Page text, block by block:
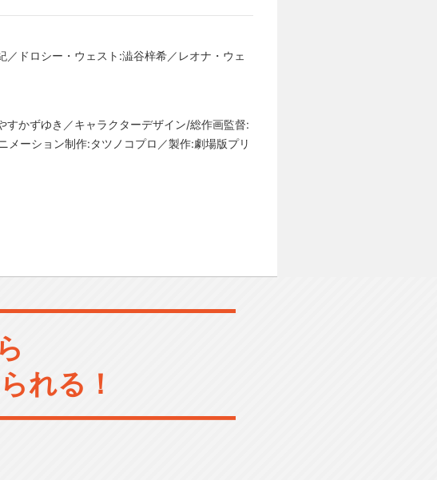
ドロシー・ウェスト:澁谷梓希／レオナ・ウェ
かずゆき／キャラクターデザイン/総作画監督:
ーション制作:タツノコプロ／製作:劇場版プリ
れる！